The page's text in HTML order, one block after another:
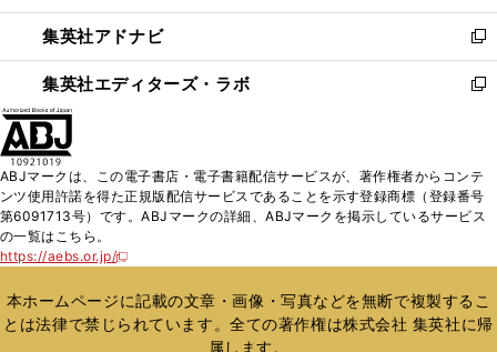
開
く
ウ
で
開
く
ン
ド
ウ
で
ウ
ィ
ン
ド
く
集英社アドナビ
新
し
い
ド
ウ
で
集英社エディターズ・ラボ
新
ィ
ン
ド
開
く
ABJマークは、この電子書店・電子書籍配信サービスが、著作権者からコンテ
ンツ使用許諾を得た正規版配信サービスであることを示す登録商標（登録番号
第6091713号）です。ABJマークの詳細、ABJマークを掲示しているサービス
の一覧はこちら。
https://aebs.or.jp/
新
い
ウ
ィ
本ホームページに記載の文章・画像・写真などを無断で複製するこ
とは法律で禁じられています。全ての著作権は株式会社 集英社に帰
属します。